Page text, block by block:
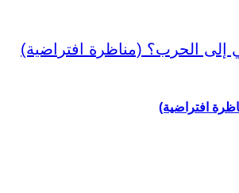
افتراضية)